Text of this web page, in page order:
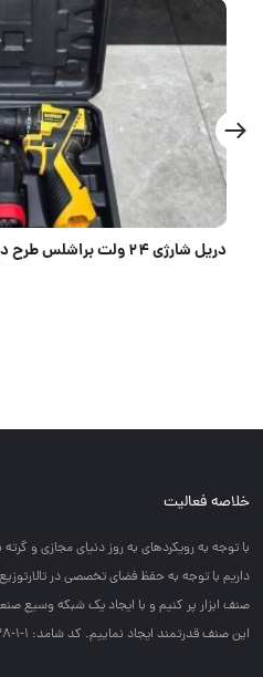
دریل شارژی ۲۴ ولت براشلس طرح دیوالت
خلاصه فعالیت
با توجه به رويكردهاي به روز دنياي مجازي و
داريم با توجه به حفظ فضاي تخصصي در
صنف ابزار پر كنيم و با ايجاد يك شبكه وسيع
اين صنف قدرتمند ايجاد نماييم. کد شامد: 1-1-756538-65-0-2